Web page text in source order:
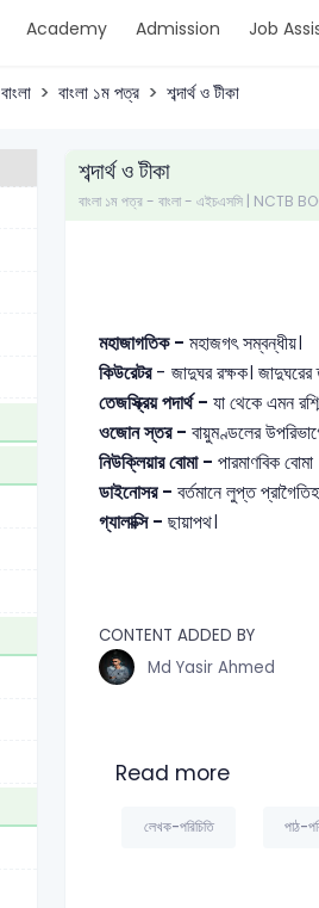
Academy Admission Job
বাংলা বাংলা ১ম পত্র শব্দার্থ ও টীকা
শব্দার্থ ও টীকা
বাংলা ১ম পত্র - বাংলা - এইচএসসি | NCTB
মহাজাগতিক - মহাজগৎ সম্বন্ধীয়।
কিউরেটর- জাদুঘর রক্ষক। জাদুঘরের
তেজস্ক্রিয় পদার্থ - যা থেকে এমন
ওজোন স্তর - বায়ুমণ্ডলের
নিউক্লিয়ার বোমা - পারমাণবিক বোমা
ডাইনোসর - বর্তমানে লুপ্ত
গ্যালাক্সি - ছায়াপথ।
CONTENT ADDED BY
Md Yasir Ahmed
Read more
লেখক-পরিচিতি পাঠ-